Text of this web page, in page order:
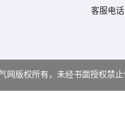
客服电
网版权所有，未经书面授权